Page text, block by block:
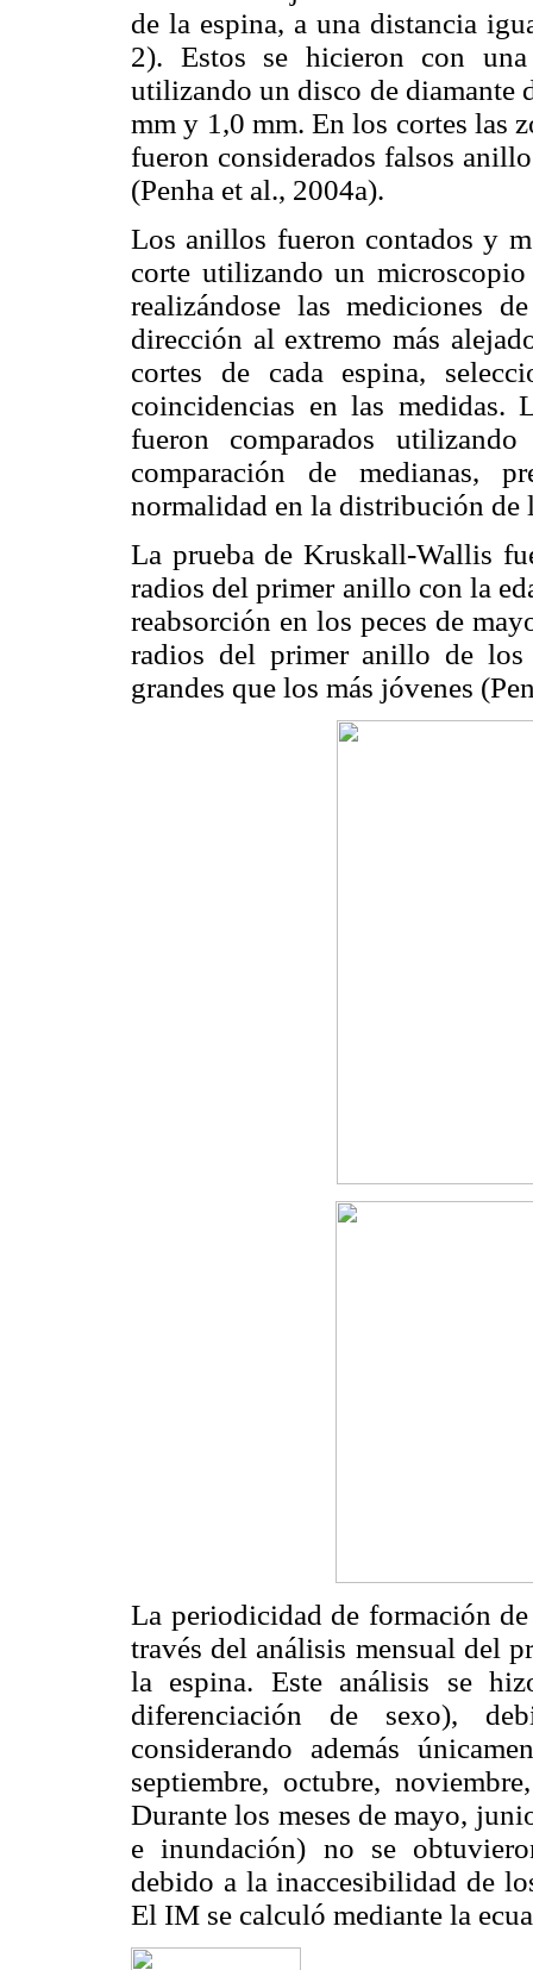
de la espina, a una distancia
2). Estos se hicieron con
utilizando un disco de diamante
mm y 1,0 mm. En los cortes las
fueron considerados falsos
(Penha et al., 2004a).
Los anillos fueron contados y
corte utilizando un
realizándose las mediciones
dirección al extremo más
cortes de cada espina,
coincidencias en las
fueron comparados
comparación de medianas,
normalidad en la distribución
La prueba de Kruskall-Wallis
radios del primer anillo con la
reabsorción en los peces de
radios del primer anillo de los
grandes que los más jóvenes
La periodicidad de formación
través del análisis mensual del
la espina. Este análisis se
diferenciación de sexo),
considerando además
septiembre, octubre,
Durante los meses de mayo,
e inundación) no se
debido a la inaccesibilidad de
El IM se calculó mediante la